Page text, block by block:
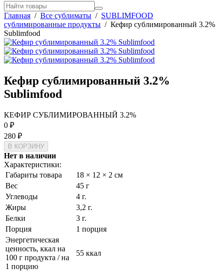
Главная / Все сублиматы / SUBLIMFOOD
сублимированные продукты / Кефир сублимированный 3.2%
Sublimfood
Кефир сублимированный 3.2%
Sublimfood
КЕФИР СУБЛИМИРОВАННЫЙ 3.2%
0 ₽
280 ₽
Нет в наличии
Характеристики:
Габариты товара
18 × 12 × 2 см
Вес
45 г
Углеводы
4 г.
Жиры
3,2 г.
Белки
3 г.
Порция
1 порция
Энергетическая
ценность, ккал на
100 г продукта / на
1 порцию
55 ккал